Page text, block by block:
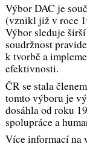
Výbor DAC je
(vznikl již v roce
Výbor sleduje
soudržnost
k tvorbě a
efektivnosti.
ČR se stala
tomto výboru je
dosáhla od roku
spolupráce a
Více informací na